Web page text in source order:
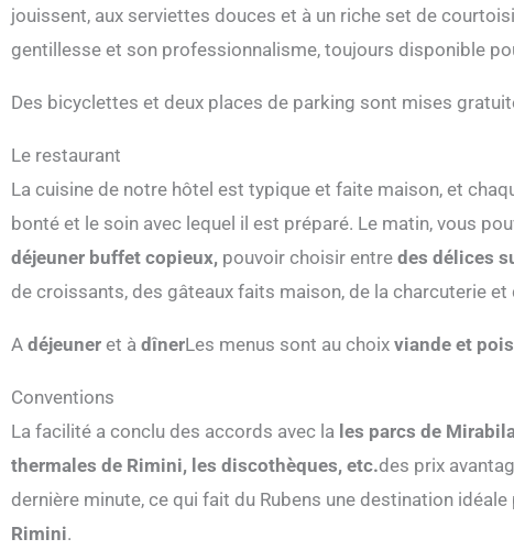
jouissent, aux serviettes douces et à un riche set de
gentillesse et son professionnalisme, toujours disponible
Des bicyclettes et deux places de parking sont mises
Le restaurant
La cuisine de notre hôtel est typique et faite maison, et
bonté et le soin avec lequel il est préparé. Le matin, vous
déjeuner buffet copieux, pouvoir choisir entre des délices
de croissants, des gâteaux faits maison, de la charcuterie
A déjeuner et à dînerLes menus sont au choix viande et
Conventions
La facilité a conclu des accords avec la les parcs de
thermales de Rimini, les discothèques, etc.des prix
dernière minute, ce qui fait du Rubens une destination
Rimini.